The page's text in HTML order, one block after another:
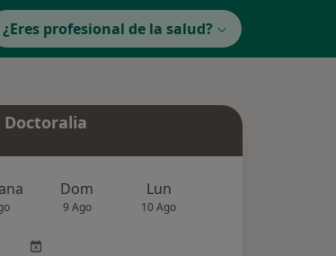
¿Eres profesional de la salud?
Doctoralia
Dom
9 Ago
Lun
10 Ago